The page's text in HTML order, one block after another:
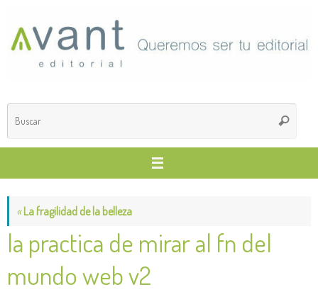
contenido
Buscar
«La fragilidad de la belleza
la practica de mirar al fn del
mundo web v2